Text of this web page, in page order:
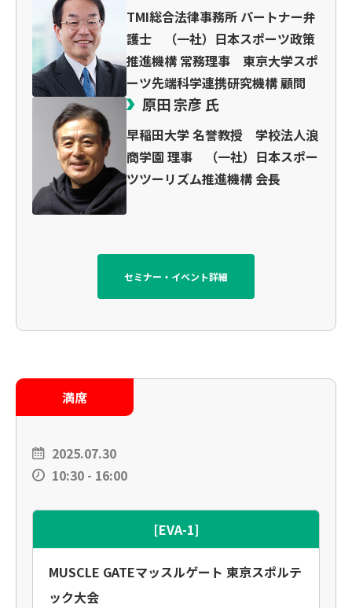
TMI総合法律事務所 パートナー弁
護士 （一社）日本スポーツ政策
推進機構 常務理事 東京大学スポ
ーツ先端科学連携研究機構 顧問
原田 宗彦 氏
早稲田大学 名誉教授 学校法人浪
商学園 理事 （一社）日本スポー
ツツーリズム推進機構 会長
セミナー・イベント詳細
満席
2025.07.30
10:30 - 16:00
[EVA-1]
MUSCLE GATEマッスルゲート 東京スポルテ
ック大会